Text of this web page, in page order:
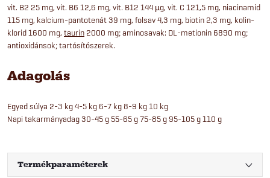
vit. B2 25 mg, vit. B6 12,6 mg, vit. B12 144 µg, vit. C 121,5 mg, niacinamid
115 mg, kalcium-pantotenát 39 mg, folsav 4,3 mg, biotin 2,3 mg, kolin-
klorid 1600 mg, taurin 2000 mg; aminosavak: DL-metionin 6890 mg;
antioxidánsok; tartósítószerek.
Adagolás
Egyed súlya 2-3 kg 4-5 kg 6-7 kg 8-9 kg 10 kg
Napi takarmányadag 30-45 g 55-65 g 75-85 g 95-105 g 110 g
Termékparaméterek